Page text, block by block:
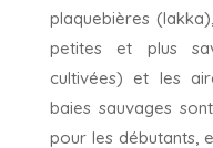
plaquebières
petites et plus
cultivées) et les
baies sauvages
pour les débutants,